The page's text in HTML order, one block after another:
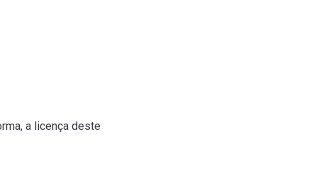
a licença deste